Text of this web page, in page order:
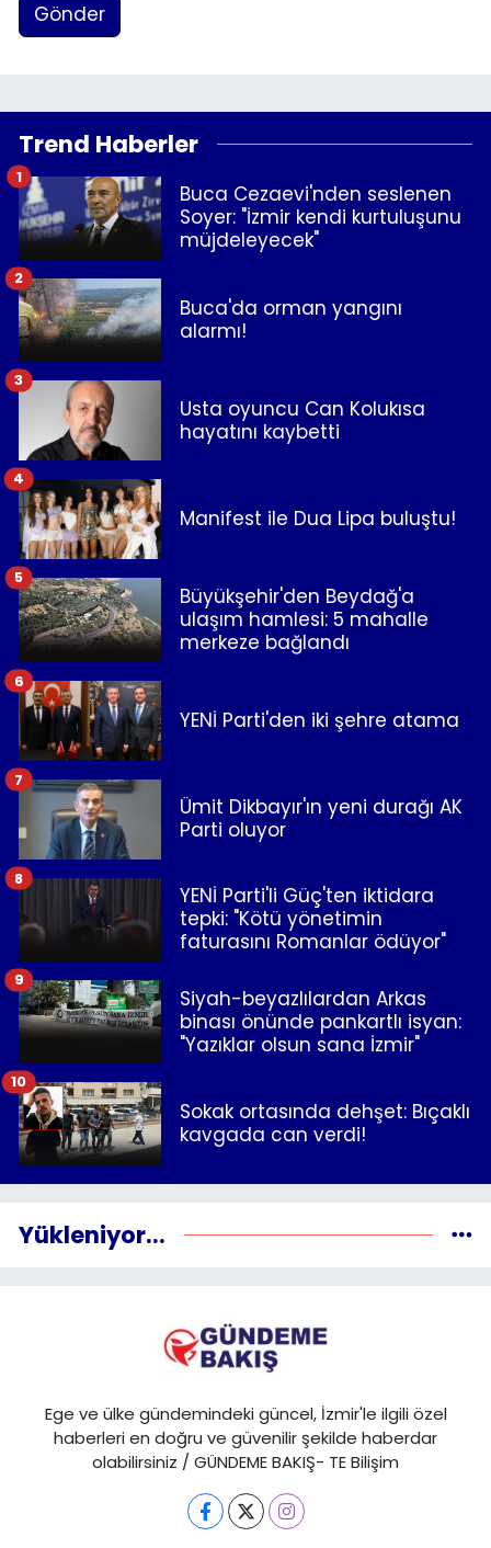
Gönder
Trend Haberler
Buca Cezaevi'nden seslenen
Soyer: "İzmir kendi kurtuluşunu
müjdeleyecek"
1
Buca'da orman yangını
alarmı!
2
Usta oyuncu Can Kolukısa
hayatını kaybetti
3
Manifest ile Dua Lipa buluştu!
4
Büyükşehir'den Beydağ'a
ulaşım hamlesi: 5 mahalle
merkeze bağlandı
5
YENİ Parti'den iki şehre atama
6
Ümit Dikbayır'ın yeni durağı AK
Parti oluyor
7
YENİ Parti'li Güç'ten iktidara
tepki: "Kötü yönetimin
faturasını Romanlar ödüyor"
8
Siyah-beyazlılardan Arkas
binası önünde pankartlı isyan:
"Yazıklar olsun sana İzmir"
9
Sokak ortasında dehşet: Bıçaklı
kavgada can verdi!
10
Yükleniyor...
Ege ve ülke gündemindeki güncel, İzmir'le ilgili özel
haberleri en doğru ve güvenilir şekilde haberdar
olabilirsiniz / GÜNDEME BAKIŞ- TE Bilişim